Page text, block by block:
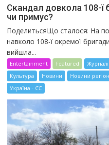
Скандал довкола 108-ї
чи примус?
ПоделитьсяЩо сталося: На
навколо 108-ї окремої
вийшла...
Entertainment Featured
Культура
Новини Новини
Україна - ЄС